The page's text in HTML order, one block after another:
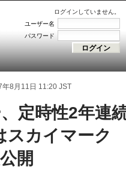
ログインしていません。
ユーザー名
パスワード
8月11日 11:20 JST
定時性2年連
スカイマー
開